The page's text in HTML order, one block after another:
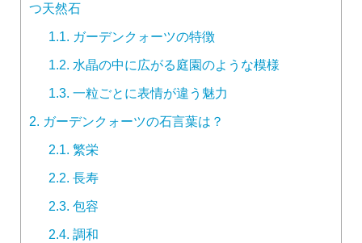
つ天然石
1.1. ガーデンクォーツの特徴
1.2. 水晶の中に広がる庭園のような模様
1.3. 一粒ごとに表情が違う魅力
2. ガーデンクォーツの石言葉は？
2.1. 繁栄
2.2. 長寿
2.3. 包容
2.4. 調和